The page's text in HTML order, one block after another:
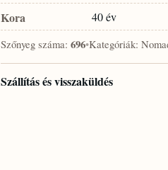
Kora 40 év
Szőnyeg száma: 696•Kategóriák:
Szállítás és visszaküldés